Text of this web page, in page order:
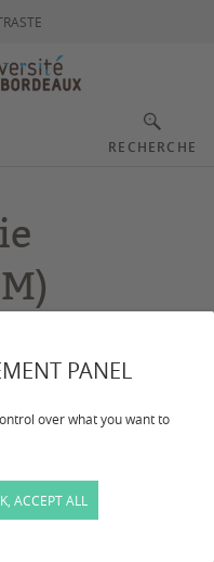
PANEL
over what you want to
ACCEPT ALL
RECHERCHE